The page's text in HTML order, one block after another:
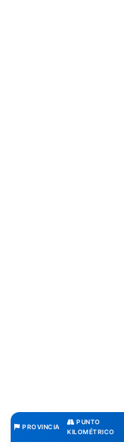
PROVINCIA
PUNTO
KILOMÉTRICO